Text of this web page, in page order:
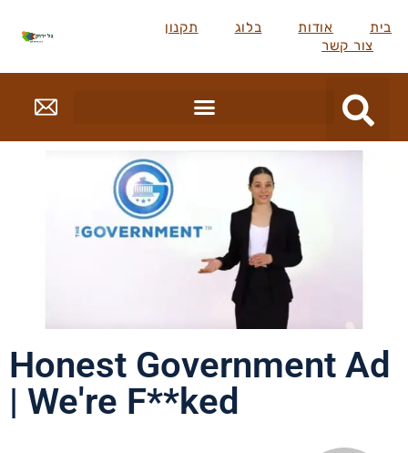
בית אודות בלוג
תקנון
צור קשר
Honest Government Ad
| We're F**ked